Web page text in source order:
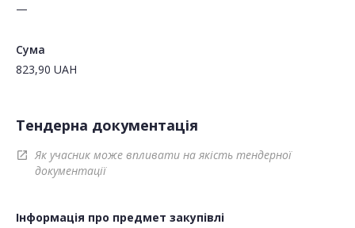
—
Сума
823,90 UAH
Тендерна документація
open_in_new
Як учасник може впливати на якість тендерної
документації
Інформація про предмет закупівлі